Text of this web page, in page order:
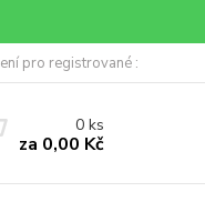
pro registrované :
0ks
za 0,00 Kč